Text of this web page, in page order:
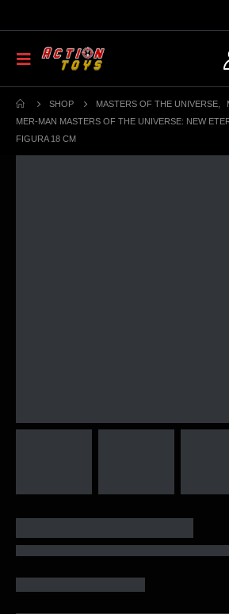
SHOP MASTERS OF THE UNIVERSE
MER-MAN MASTERS OF THE UNIVERSE: NEW
FIGURA 18 CM